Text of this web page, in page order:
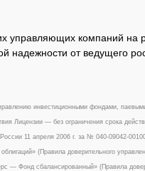
управляющих компаний на
от ведущего
инвестиционными фондами,
Лицензии — без ограничения срока
11 апреля 2006 г. за № 040-09042-
(Правила доверительного
— Фонд сбалансированный» (Правила